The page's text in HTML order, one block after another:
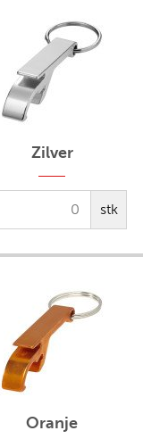
Zilver
stk
Oranje